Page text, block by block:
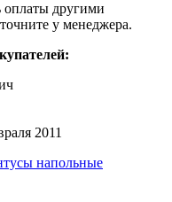
оплаты другими
у менеджера.
2011
напольные